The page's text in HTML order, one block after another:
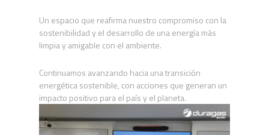
Un espacio que reafirma nuestro compromiso con la
sostenibilidad y el desarrollo de una energía más
limpia y amigable con el ambiente.
Continuamos avanzando hacia una transición
energética sostenible, con acciones que generan un
impacto positivo para el país y el planeta.